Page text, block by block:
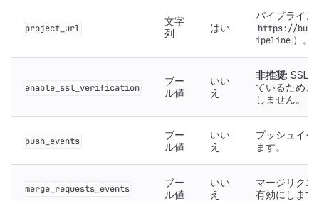
project_url
文字
列
はい
パイプライン
https://
ipeline ）。
enable_ssl_verification
ブー
ル値
いい
え
非推奨: SSL
ているため
しません。
push_events
ブー
ル値
いい
え
プッシュイ
ます。
merge_requests_events
ブー
ル値
いい
え
マージリク
有効にします